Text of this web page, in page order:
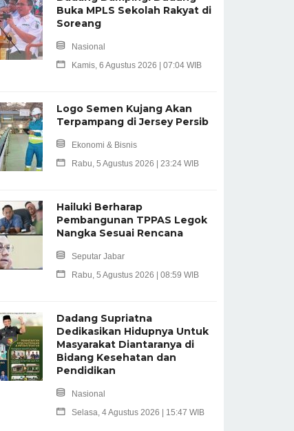
Buka MPLS Sekolah Rakyat di
Soreang
Nasional
Kamis, 6 Agustus 2026 | 07:04 WIB
Logo Semen Kujang Akan
Terpampang di Jersey Persib
Ekonomi & Bisnis
Rabu, 5 Agustus 2026 | 23:24 WIB
Hailuki Berharap
Pembangunan TPPAS Legok
Nangka Sesuai Rencana
Seputar Jabar
Rabu, 5 Agustus 2026 | 08:59 WIB
Dadang Supriatna
Dedikasikan Hidupnya Untuk
Masyarakat Diantaranya di
Bidang Kesehatan dan
Pendidikan
Nasional
Selasa, 4 Agustus 2026 | 15:47 WIB